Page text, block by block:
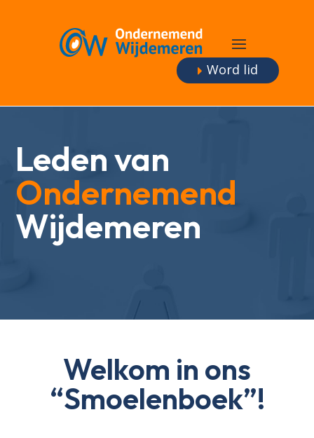
Word lid
Leden van
Ondernemend
Wijdemeren
Welkom in ons
“Smoelenboek”!